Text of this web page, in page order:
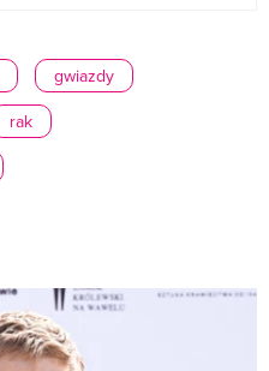
gwiazdy
rak